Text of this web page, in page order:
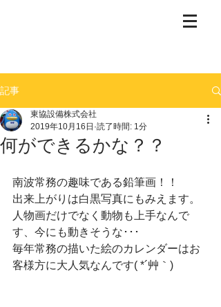
記事
何ができるかな？？
東協設備株式会社
2019年10月16日 読了時間: 1分
南波常務の趣味である鉛筆画！！
出来上がりは白黒写真にもみえます。
人物画だけでなく動物も上手なんで
す、今にも動きそうな･･･
毎年常務の描いた絵のカレンダーはお
客様方に大人気なんです( *´艸｀)